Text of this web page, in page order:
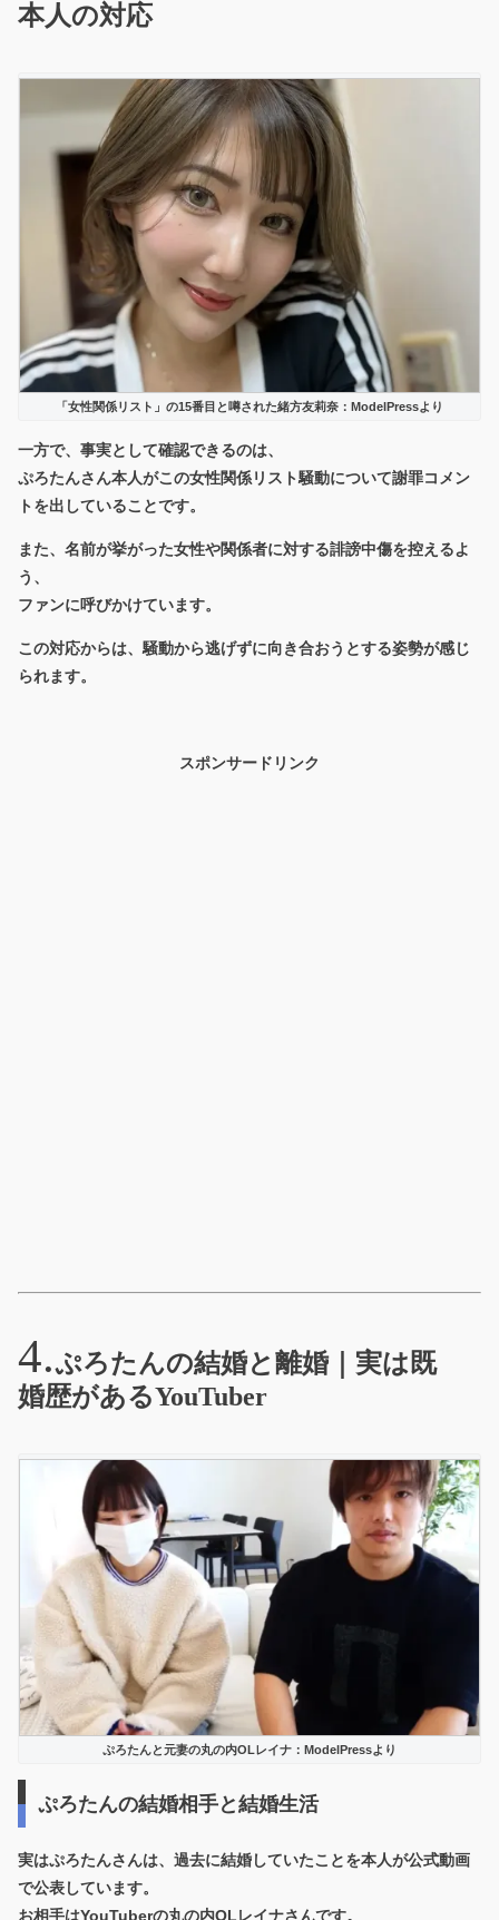
本人の対応
「女性関係リスト」の15番目と噂された緒方友莉奈：ModelPressより
一方で、事実として確認できるのは、
ぷろたんさん本人がこの女性関係リスト騒動について謝罪コメン
トを出していることです。
また、名前が挙がった女性や関係者に対する誹謗中傷を控えるよ
う、
ファンに呼びかけています。
この対応からは、騒動から逃げずに向き合おうとする姿勢が感じ
られます。
スポンサードリンク
ぷろたんの結婚と離婚｜実は既
婚歴があるYouTuber
ぷろたんと元妻の丸の内OLレイナ：ModelPressより
ぷろたんの結婚相手と結婚生活
実はぷろたんさんは、過去に結婚していたことを本人が公式動画
で公表しています。
お相手はYouTuberの丸の内OLレイナさんです。